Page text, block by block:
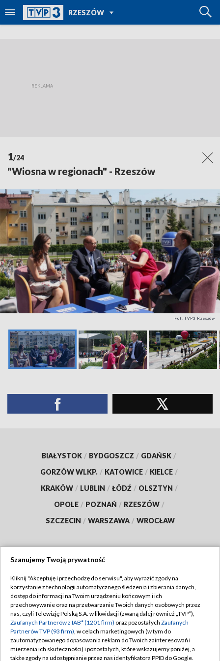
RZESZÓW
POWRÓT DO
TVP REGIONY
1/24
"Wiosna w regionach" - Rzeszów
Fot. TVP3 Rzeszów
BIAŁYSTOK / BYDGOSZCZ / GDAŃSK /
GORZÓW WLKP. / KATOWICE / KIELCE /
KRAKÓW / LUBLIN / ŁÓDŹ / OLSZTYN /
OPOLE / POZNAŃ / RZESZÓW /
SZCZECIN / WARSZAWA / WROCŁAW
TVP
Abonament TVP
Emisja w TVP
Centrum informacji TVP
Naziemna Telewizja Cyfrowa
Regulamin TVP
Polityka prywatności
Moje zgody
Pomoc
Szanujemy Twoją prywatność
Kliknij "Akceptuję i przechodzę do serwisu", aby wyrazić zgody na
korzystanie z technologii automatycznego śledzenia i zbierania danych,
dostęp do informacji na Twoim urządzeniu końcowym i ich
przechowywanie oraz na przetwarzanie Twoich danych osobowych przez
nas, czyli Telewizję Polską S.A. w likwidacji (zwaną dalej również „TVP”),
Zaufanych Partnerów z IAB* (1201 firm) oraz pozostałych Zaufanych
Partnerów TVP (93 firm), w celach marketingowych (w tym do
zautomatyzowanego dopasowania reklam do Twoich zainteresowań i
mierzenia ich skuteczności) i pozostałych, które wskazujemy poniżej, a
także zgody na udostępnianie przez nas identyfikatora PPID do Google.